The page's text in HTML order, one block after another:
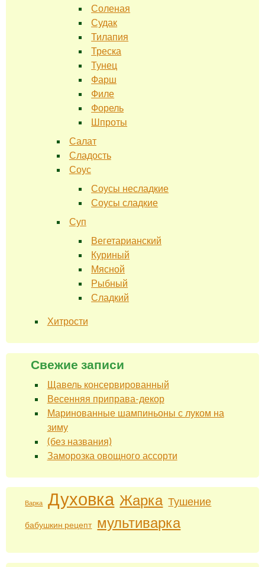
Соленая
Судак
Тилапия
Треска
Тунец
Фарш
Филе
Форель
Шпроты
Салат
Сладость
Соус
Соусы несладкие
Соусы сладкие
Суп
Вегетарианский
Куриный
Мясной
Рыбный
Сладкий
Хитрости
Свежие записи
Щавель консервированный
Весенняя приправа-декор
Маринованные шампиньоны с луком на
зиму
(без названия)
Заморозка овощного ассорти
Варка Духовка Жарка Тушение
бабушкин рецепт мультиварка